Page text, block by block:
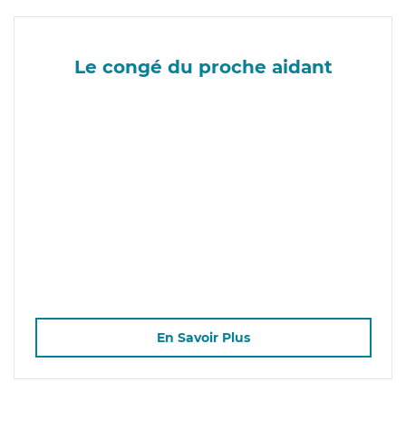
Le congé du proche aidant
En Savoir Plus